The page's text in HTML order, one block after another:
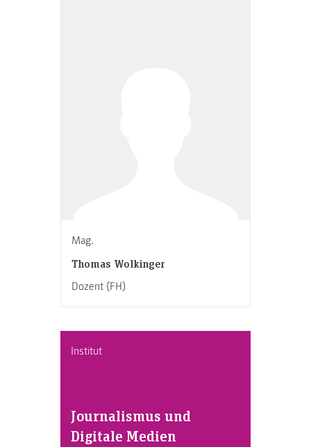
Mag.
Thomas Wolkinger
Dozent (FH)
Institut
Journalismus und
Digitale Medien